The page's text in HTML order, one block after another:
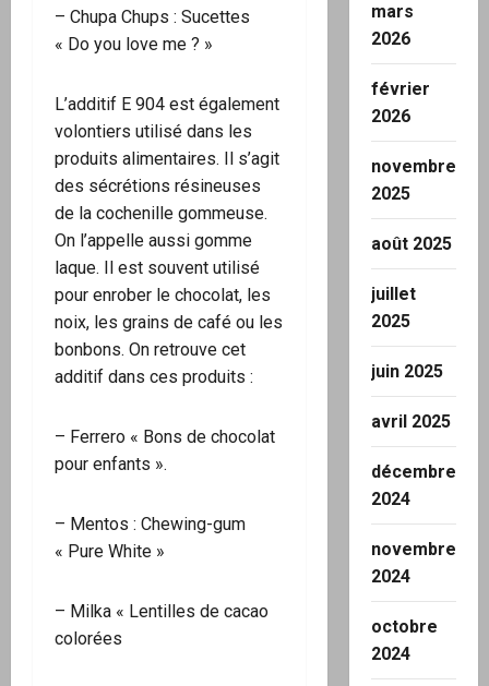
– Chupa Chups : Sucettes
« Do you love me ? »
L’additif E 904 est également
volontiers utilisé dans les
produits alimentaires. Il s’agit
des sécrétions résineuses
de la cochenille gommeuse.
On l’appelle aussi gomme
laque. Il est souvent utilisé
pour enrober le chocolat, les
noix, les grains de café ou les
bonbons. On retrouve cet
additif dans ces produits :
– Ferrero « Bons de chocolat
pour enfants ».
– Mentos : Chewing-gum
« Pure White »
– Milka « Lentilles de cacao
colorées
mars
2026
février
2026
novembre
2025
août 2025
juillet
2025
juin 2025
avril 2025
décembre
2024
novembre
2024
octobre
2024